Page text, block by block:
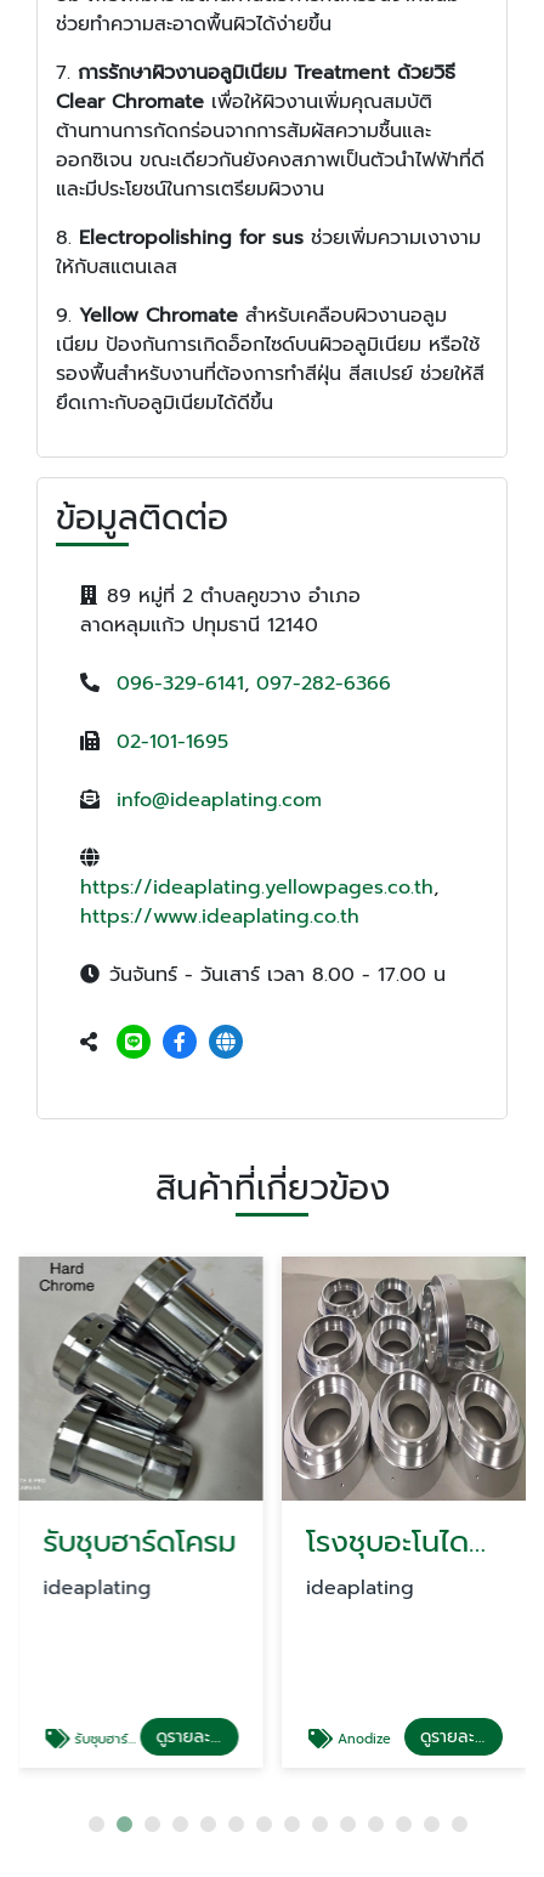
ช่วยทำความสะอาดพื้นผิวได้ง่ายขึ้น
7. การรักษาผิวงานอลูมิเนียม Treatment ด้วยวิธี
Clear Chromate เพื่อให้ผิวงานเพิ่มคุณสมบัติ
ต้านทานการกัดกร่อนจากการสัมผัสความชื้นและ
ออกซิเจน ขณะเดียวกันยังคงสภาพเป็นตัวนำไฟฟ้าที่ดี
และมีประโยชน์ในการเตรียมผิวงาน
8. Electropolishing for sus ช่วยเพิ่มความเงางาม
ให้กับสแตนเลส
9. Yellow Chromate สำหรับเคลือบผิวงานอลูม
เนียม ป้องกันการเกิดอ็อกไซด์บนผิวอลูมิเนียม หรือใช้
รองพื้นสำหรับงานที่ต้องการทำสีฝุ่น สีสเปรย์ ช่วยให้สี
ยึดเกาะกับอลูมิเนียมได้ดีขึ้น
ข้อมูลติดต่อ
89 หมู่ที่ 2 ตำบลคูขวาง อำเภอ
ลาดหลุมแก้ว ปทุมธานี 12140
096-329-6141, 097-282-6366
02-101-1695
info@ideaplating.com
https://ideaplating.yellowpages.co.th,
https://www.ideaplating.co.th
วันจันทร์ - วันเสาร์ เวลา 8.00 - 17.00 น
สินค้าที่เกี่ยวข้อง
รับชุบฮาร์ดโครม
ideaplating
รับชุบฮาร์ดโครม ดูรายละเอียด
โรงชุบอะโนไดซ์ Anodize
ideaplating
Anodize ดูรายละเอียด